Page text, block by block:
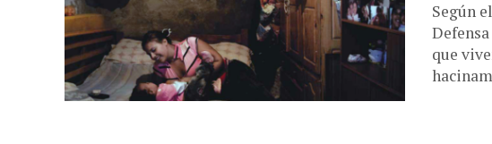
Según
que